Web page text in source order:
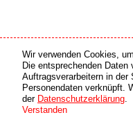
Medien Partner
copyright © 2026 by swiss made
Wir verwenden Cookies,
Die entsprechenden
Auftragsverarbeitern in
Personendaten verknüpft.
der Datenschutzerklärung.
Verstanden